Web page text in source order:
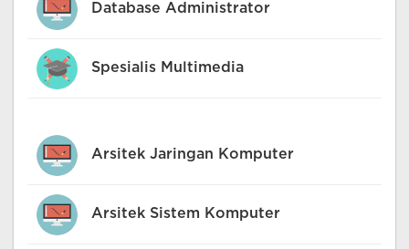
Database Administrator
Spesialis Multimedia
Arsitek Jaringan Komputer
Arsitek Sistem Komputer